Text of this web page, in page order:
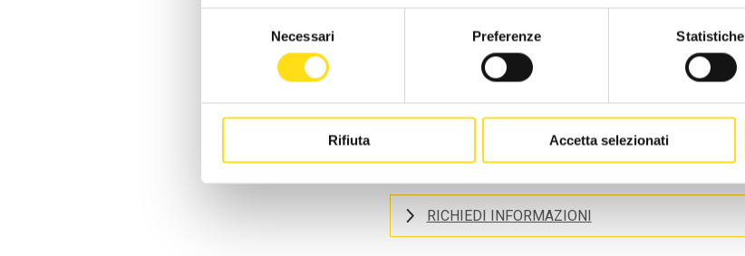
Necessari Preferenze Statistiche
Rifiuta Accetta selezionati
Creazione di liquori con metodi più o meno veloci
RICHIEDI INFORMAZIONI